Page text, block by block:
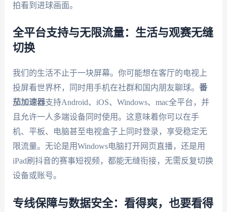
拍看到进球画面。
全平台支持与无限流量：生活与观赛无缝
切换
我们的生活不止于一块屏幕。你可能想在客厅的电视上
投屏看世界杯，同时用手机在社群和国内朋友聊球。 番
茄加速器支持Android、iOS、Windows、mac全平台，并
且允许一人多端设备同时使用。这意味着你可以在手
机、平板、电脑甚至电视盒子上同时登录，享受稳定无
限流量。无论是用Windows电脑打开网页直播，还是用
iPad刷抖音的赛事短视频，都能无缝衔接，无需反复切换
设备或账号。
专线保障与数据安全：看得爽，也要看得